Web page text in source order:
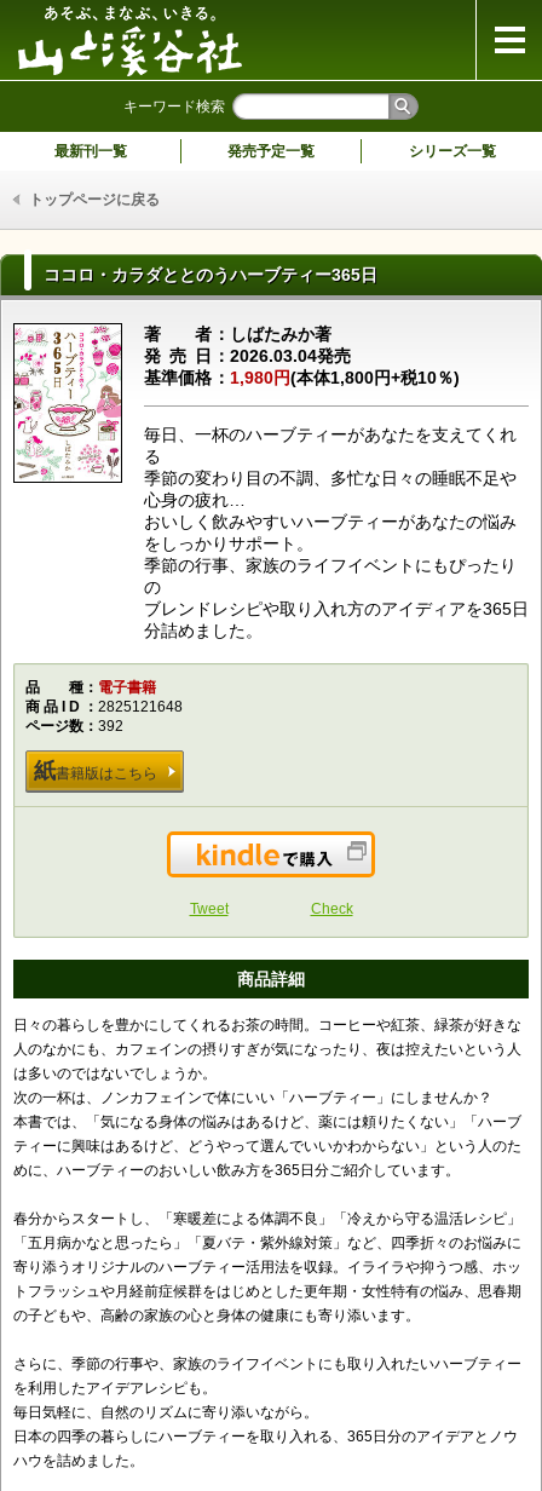
キーワード検索
最新刊一覧 発売予定一覧 シリーズ一覧
トップページに戻る
ココロ・カラダととのうハーブティー365日
著者しばたみか著
発売日 2026.03.04発売
基準価格
1,980円(本体1,800円+税10％)
毎日、一杯のハーブティーがあなたを支えてくれ
る
季節の変わり目の不調、多忙な日々の睡眠不足や
心身の疲れ…
おいしく飲みやすいハーブティーがあなたの悩み
をしっかりサポート。
季節の行事、家族のライフイベントにもぴったり
の
ブレンドレシピや取り入れ方のアイディアを365日
分詰めました。
品種電子書籍
商品ID
2825121648
ページ数
392
紙書籍版はこちら
Kindleで購入
Tweet Check
商品詳細
日々の暮らしを豊かにしてくれるお茶の時間。コーヒーや紅茶、緑茶が好きな
人のなかにも、カフェインの摂りすぎが気になったり、夜は控えたいという人
は多いのではないでしょうか。
次の一杯は、ノンカフェインで体にいい「ハーブティー」にしませんか？
本書では、「気になる身体の悩みはあるけど、薬には頼りたくない」「ハーブ
ティーに興味はあるけど、どうやって選んでいいかわからない」という人のた
めに、ハーブティーのおいしい飲み方を365日分ご紹介しています。
春分からスタートし、「寒暖差による体調不良」「冷えから守る温活レシピ」
「五月病かなと思ったら」「夏バテ・紫外線対策」など、四季折々のお悩みに
寄り添うオリジナルのハーブティー活用法を収録。イライラや抑うつ感、ホッ
トフラッシュや月経前症候群をはじめとした更年期・女性特有の悩み、思春期
の子どもや、高齢の家族の心と身体の健康にも寄り添います。
さらに、季節の行事や、家族のライフイベントにも取り入れたいハーブティー
を利用したアイデアレシピも。
毎日気軽に、自然のリズムに寄り添いながら。
日本の四季の暮らしにハーブティーを取り入れる、365日分のアイデアとノウ
ハウを詰めました。